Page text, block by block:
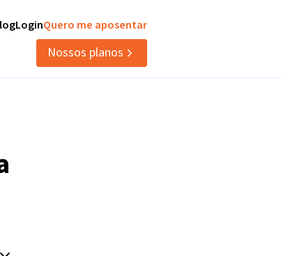
LoginQuero me aposentar
Nossos planos